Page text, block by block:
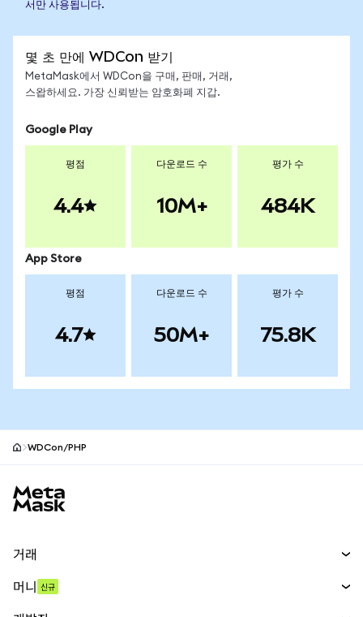
서만 사용됩니다.
몇 초 만에 WDCon 받기
MetaMask에서 WDCon을 구매, 판매, 거래,
스왑하세요. 가장 신뢰받는 암호화폐 지갑.
Google Play
평점
4.4
다운로드 수
10M+
평가 수
484K
App Store
평점
4.7
다운로드 수
50M+
평가 수
75.8K
WDCon/PHP
거래
머니 신규